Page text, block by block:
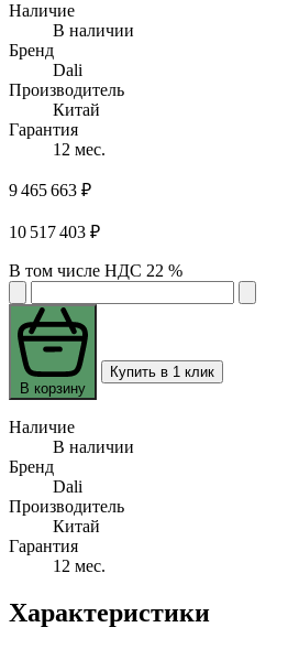
Наличие
В наличии
Бренд
Dali
Производитель
Китай
Гарантия
12 мес.
9 465 663 ₽
10 517 403 ₽
В том числе НДС 22 %
В корзину
Купить в 1 клик
Наличие
В наличии
Бренд
Dali
Производитель
Китай
Гарантия
12 мес.
Характеристики